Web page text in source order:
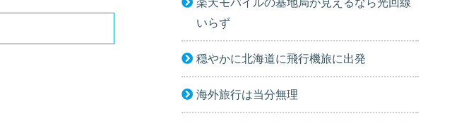
いらず
穏やかに北海道に飛行機旅に出発
海外旅行は当分無理